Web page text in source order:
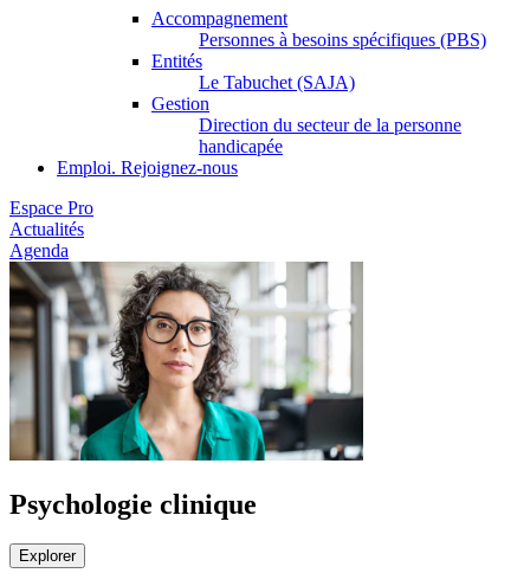
Accompagnement
Personnes à besoins spécifiques (PBS)
Entités
Le Tabuchet (SAJA)
Gestion
Direction du secteur de la personne
handicapée
Emploi. Rejoignez-nous
Espace Pro
Actualités
Agenda
Psychologie clinique
Explorer